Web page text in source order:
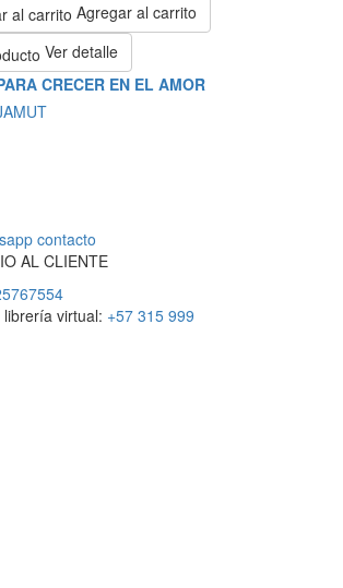
Agregar al carrito
Ver detalle
CRECER EN EL AMOR
AL CLIENTE
virtual: +57 315 999